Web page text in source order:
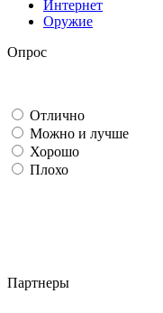
Интернет
Оружие
Опрос
Отлично
Можно и лучше
Хорошо
Плохо
Партнеры